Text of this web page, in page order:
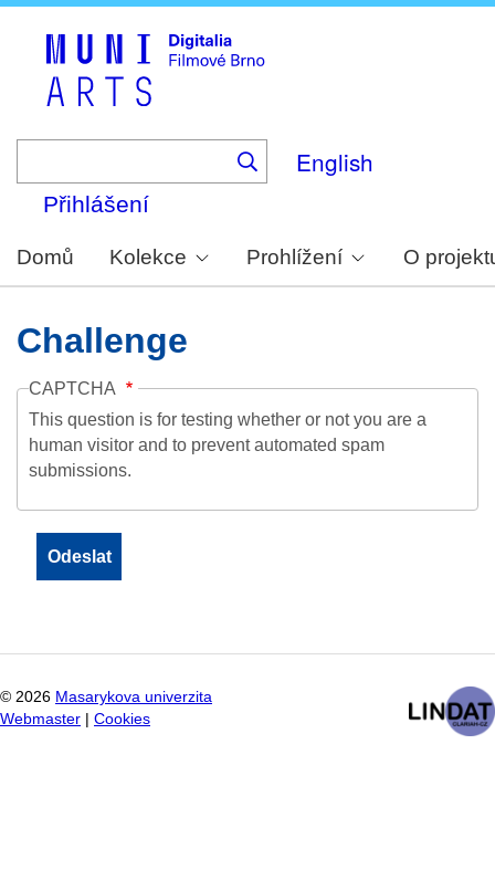
English
Přihlášení
Domů Kolekce Prohlížení O
Challenge
CAPTCHA
This question is for testing whether or not you are a
human visitor and to prevent automated spam
submissions.
© 2026 Masarykova univerzita
Webmaster
Cookies